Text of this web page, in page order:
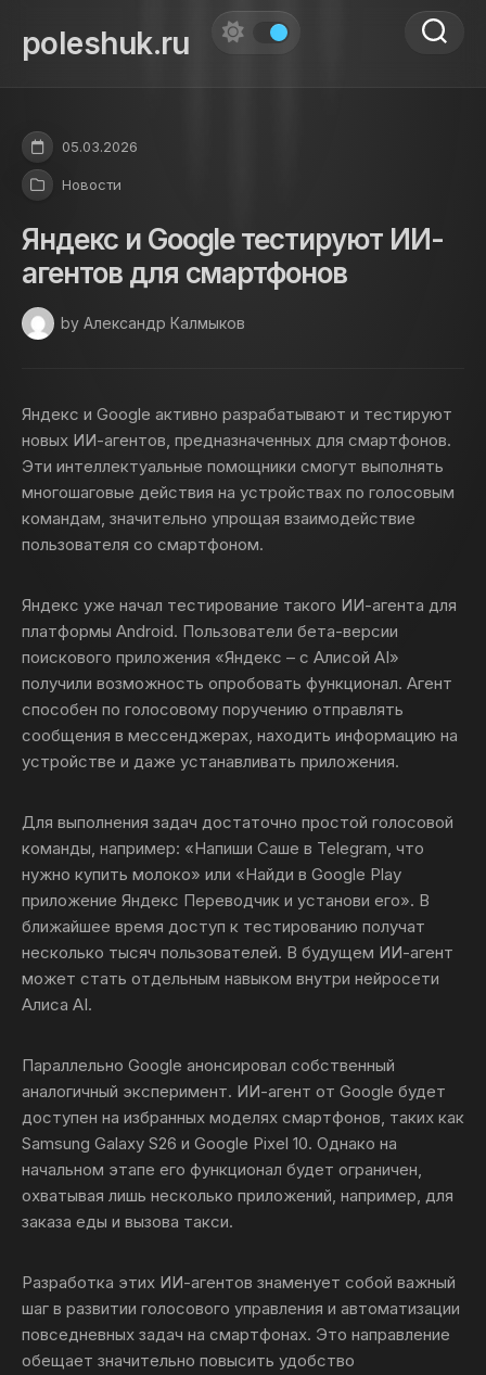
content
poleshuk.ru
05.03.2026
Новости
Яндекс и Google тестируют ИИ-
агентов для смартфонов
by Александр Калмыков
Яндекс и Google активно разрабатывают и тестируют
новых ИИ-агентов, предназначенных для смартфонов.
Эти интеллектуальные помощники смогут выполнять
многошаговые действия на устройствах по голосовым
командам, значительно упрощая взаимодействие
пользователя со смартфоном.
Яндекс уже начал тестирование такого ИИ-агента для
платформы Android. Пользователи бета-версии
поискового приложения «Яндекс – с Алисой AI»
получили возможность опробовать функционал. Агент
способен по голосовому поручению отправлять
сообщения в мессенджерах, находить информацию на
устройстве и даже устанавливать приложения.
Для выполнения задач достаточно простой голосовой
команды, например: «Напиши Саше в Telegram, что
нужно купить молоко» или «Найди в Google Play
приложение Яндекс Переводчик и установи его». В
ближайшее время доступ к тестированию получат
несколько тысяч пользователей. В будущем ИИ-агент
может стать отдельным навыком внутри нейросети
Алиса AI.
Параллельно Google анонсировал собственный
аналогичный эксперимент. ИИ-агент от Google будет
доступен на избранных моделях смартфонов, таких как
Samsung Galaxy S26 и Google Pixel 10. Однако на
начальном этапе его функционал будет ограничен,
охватывая лишь несколько приложений, например, для
заказа еды и вызова такси.
Разработка этих ИИ-агентов знаменует собой важный
шаг в развитии голосового управления и автоматизации
повседневных задач на смартфонах. Это направление
обещает значительно повысить удобство